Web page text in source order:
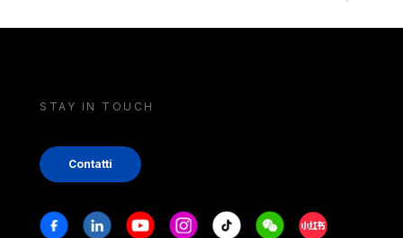
STAY IN TOUCH
Contatti
Stay in touch
FacebookLinkedinYoutubeInstagram
Tiktok WeechatXiaohongshu/